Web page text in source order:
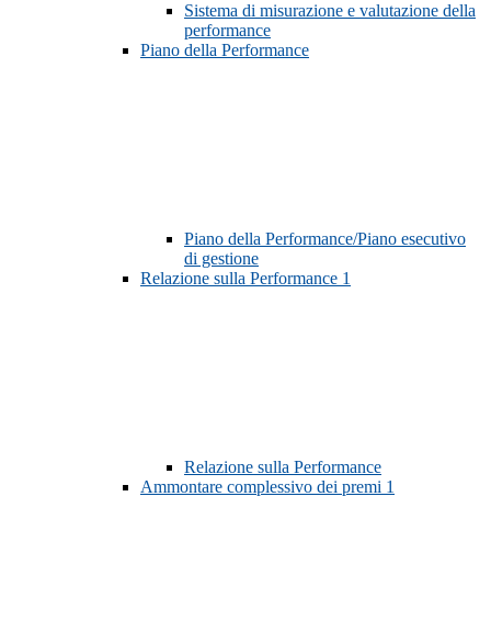
Sistema di misurazione e valutazione della
performance
Piano della Performance
Piano della Performance/Piano esecutivo
di gestione
Relazione sulla Performance 1
Relazione sulla Performance
Ammontare complessivo dei premi 1